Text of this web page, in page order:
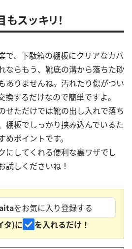
もスッキリ！
で、下駄箱の棚板にクリアなカバ
らもう、靴底の溝から落ちた砂
ありませんね。汚れたり傷がつい
するだけなので簡単ですよ。
せただけでは靴の出し入れで落ち
棚板でしっかり挟み込んでいるた
ポイントです。
にしてくれる便利な裏ワザでし
試しくださいね！
をお気に入り登録する
タ)に
を入れるだけ！